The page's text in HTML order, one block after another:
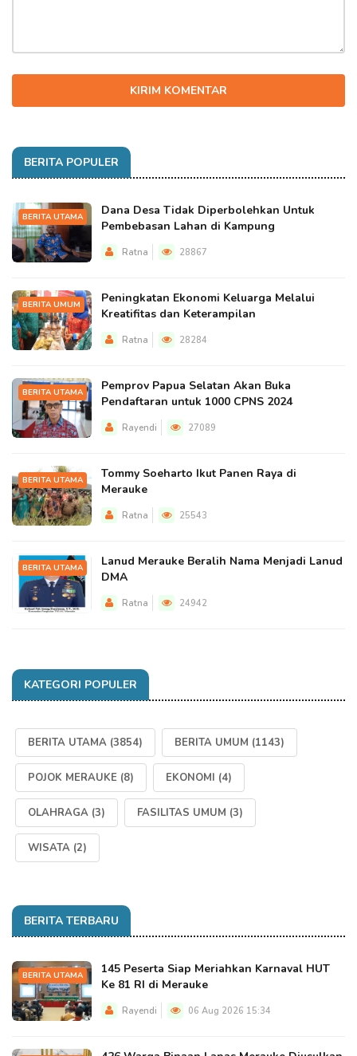
KIRIM KOMENTAR
BERITA POPULER
BERITA UTAMA
Dana Desa Tidak Diperbolehkan Untuk
Pembebasan Lahan di Kampung
Ratna 28867
BERITA UMUM
Peningkatan Ekonomi Keluarga Melalui
Kreatifitas dan Keterampilan
Ratna 28284
BERITA UTAMA
Pemprov Papua Selatan Akan Buka
Pendaftaran untuk 1000 CPNS 2024
Rayendi 27089
BERITA UTAMA
Tommy Soeharto Ikut Panen Raya di
Merauke
Ratna 25543
BERITA UTAMA
Lanud Merauke Beralih Nama Menjadi Lanud
DMA
Ratna 24942
KATEGORI POPULER
BERITA UTAMA (3854) BERITA UMUM (1143)
POJOK MERAUKE (8) EKONOMI (4)
OLAHRAGA (3) FASILITAS UMUM (3)
WISATA (2)
BERITA TERBARU
BERITA UTAMA
145 Peserta Siap Meriahkan Karnaval HUT
Ke 81 RI di Merauke
Rayendi 06 Aug 2026 15:34